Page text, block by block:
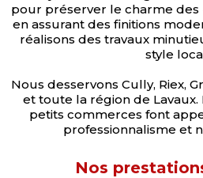
pour préserver le charme
en assurant des finitions
réalisons des travaux
style
Nous desservons Cully, Riex,
et toute la région de
petits commerces font
professionnalisme et
Nos